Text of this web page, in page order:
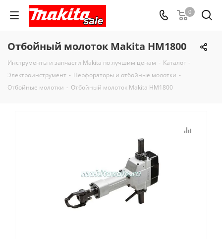
0
Отбойный молоток Makita HM1800
Инструменты и запчасти Makita по лучшим ценам - Каталог -
Электроинструмент - Перфораторы и отбойные молотки -
Отбойные молотки - Отбойный молоток Makita HM1800